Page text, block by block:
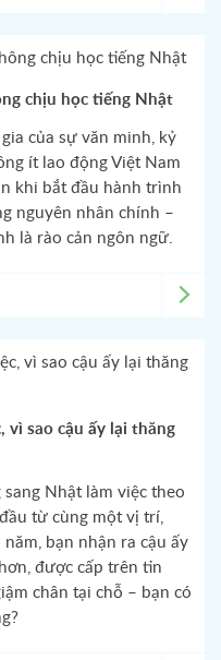
chịu học tiếng Nhật
của sự văn minh, kỷ
ít lao động Việt Nam
khi bắt đầu hành trình
nguyên nhân chính –
là rào cản ngôn ngữ.
vì sao cậu ấy lại thăng
Nhật làm việc theo
từ cùng một vị trí,
bạn nhận ra cậu ấy
được cấp trên tin
chân tại chỗ – bạn có